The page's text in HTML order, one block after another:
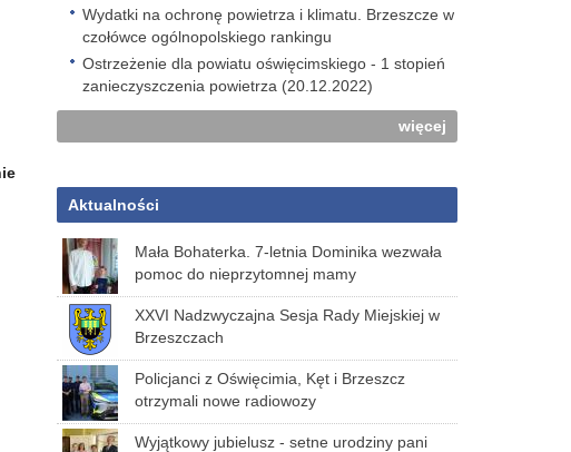
Wydatki na ochronę powietrza i klimatu. Brzeszcze w
czołówce ogólnopolskiego rankingu
Ostrzeżenie dla powiatu oświęcimskiego - 1 stopień
zanieczyszczenia powietrza (20.12.2022)
więcej
Aktualności
Mała Bohaterka. 7-letnia Dominika wezwała
pomoc do nieprzytomnej mamy
XXVI Nadzwyczajna Sesja Rady Miejskiej w
Brzeszczach
Policjanci z Oświęcimia, Kęt i Brzeszcz
otrzymali nowe radiowozy
Wyjątkowy jubielusz - setne urodziny pani